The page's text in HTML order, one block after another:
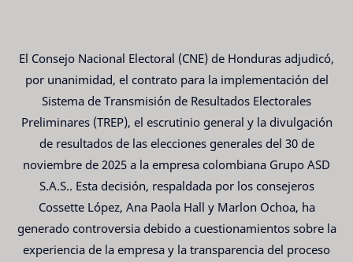
El Consejo Nacional Electoral (CNE) de Honduras adjudicó,
por unanimidad, el contrato para la implementación del
Sistema de Transmisión de Resultados Electorales
Preliminares (TREP), el escrutinio general y la divulgación
de resultados de las elecciones generales del 30 de
noviembre de 2025 a la empresa colombiana Grupo ASD
S.A.S.. Esta decisión, respaldada por los consejeros
Cossette López, Ana Paola Hall y Marlon Ochoa, ha
generado controversia debido a cuestionamientos sobre la
experiencia de la empresa y la transparencia del proceso